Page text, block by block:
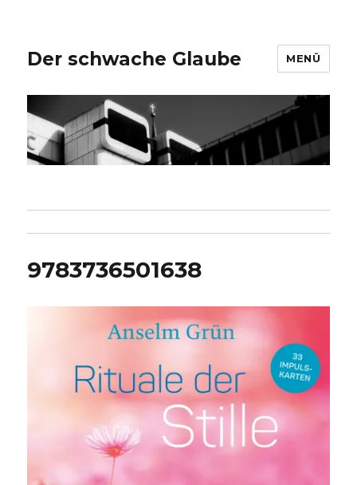
Der schwache Glaube MENÜ
9783736501638